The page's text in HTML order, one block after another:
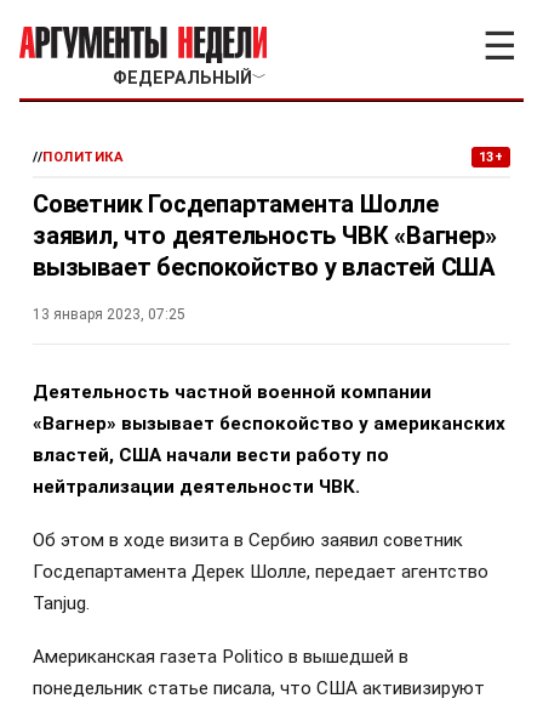
ФЕДЕРАЛЬНЫЙ ﹀
☰
//ПОЛИТИКА 13+
Cоветник Госдепартамента Шолле
заявил, что деятельность ЧВК «Вагнер»
вызывает беспокойство у властей США
13 января 2023, 07:25
Деятельность частной военной компании
«Вагнер» вызывает беспокойство у американских
властей, США начали вести работу по
нейтрализации деятельности ЧВК.
Об этом в ходе визита в Сербию заявил советник
Госдепартамента Дерек Шолле, передает агентство
Tanjug.
Американская газета Politico в вышедшей в
понедельник статье писала, что США активизируют